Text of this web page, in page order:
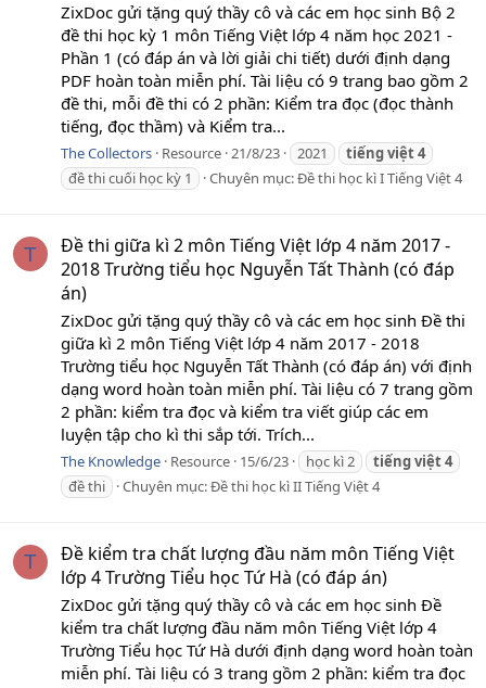
ZixDoc gửi tặng quý thầy cô và các em học sinh Bộ 2
đề thi học kỳ 1 môn Tiếng Việt lớp 4 năm học 2021 -
Phần 1 (có đáp án và lời giải chi tiết) dưới định dạng
PDF hoàn toàn miễn phí. Tài liệu có 9 trang bao gồm 2
đề thi, mỗi đề thi có 2 phần: Kiểm tra đọc (đọc thành
tiếng, đọc thầm) và Kiểm tra...
The Collectors Resource 21/8/23 2021 tiếngviệt4
đề thi cuối học kỳ 1
Chuyên mục:Đề thi học kì I Tiếng Việt 4
T
Đề thi giữa kì 2 môn Tiếng Việt lớp 4 năm 2017 -
2018 Trường tiểu học Nguyễn Tất Thành (có đáp
án)
ZixDoc gửi tặng quý thầy cô và các em học sinh Đề thi
giữa kì 2 môn Tiếng Việt lớp 4 năm 2017 - 2018
Trường tiểu học Nguyễn Tất Thành (có đáp án) với định
dạng word hoàn toàn miễn phí. Tài liệu có 7 trang gồm
2 phần: kiểm tra đọc và kiểm tra viết giúp các em
luyện tập cho kì thi sắp tới. Trích...
The Knowledge Resource 15/6/23 học kì 2 tiếngviệt4
đề thi
Chuyên mục:Đề thi học kì II Tiếng Việt 4
T
Đề kiểm tra chất lượng đầu năm môn Tiếng Việt
lớp 4 Trường Tiểu học Tứ Hà (có đáp án)
ZixDoc gửi tặng quý thầy cô và các em học sinh Đề
kiểm tra chất lượng đầu năm môn Tiếng Việt lớp 4
Trường Tiểu học Tứ Hà dưới định dạng word hoàn toàn
miễn phí. Tài liệu có 3 trang gồm 2 phần: kiểm tra đọc